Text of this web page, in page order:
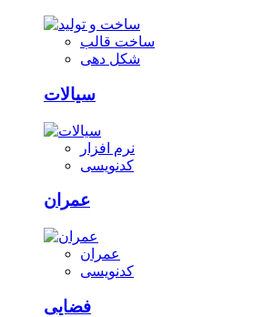
ساخت قالب
شکل دهی
سیالات
نرم افزار
کدنویسی
عمران
عمران
کدنویسی
فضایی